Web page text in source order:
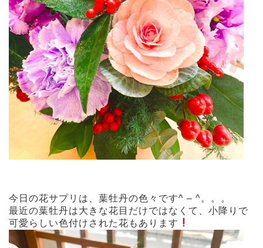
今日の花サプリは、葉牡丹の色々です^ – ^。。。
最近の葉牡丹は大きな花目だけではなくて、小降りで
可愛らしい色付けされた花もあります